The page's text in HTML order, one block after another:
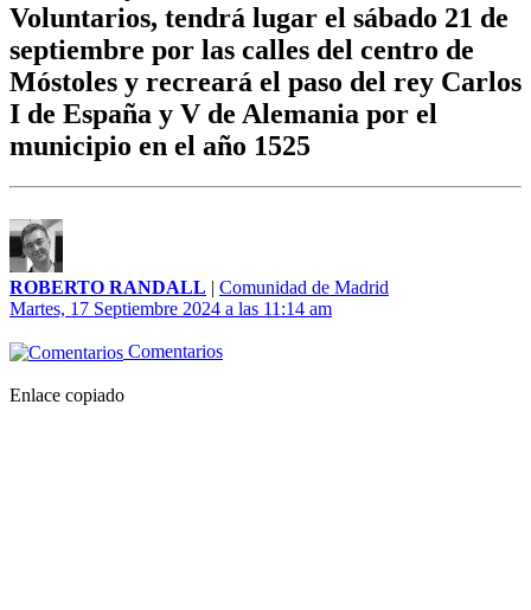
Voluntarios, tendrá lugar el sábado 21 de
septiembre por las calles del centro de
Móstoles y recreará el paso del rey Carlos
I de España y V de Alemania por el
municipio en el año 1525
ROBERTO RANDALL | Comunidad de Madrid
Martes, 17 Septiembre 2024 a las 11:14 am
Comentarios
Enlace copiado